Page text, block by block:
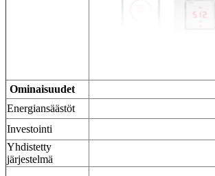
Ominaisuudet
Energiansäästöt
Investointi
Yhdistetty
järjestelmä